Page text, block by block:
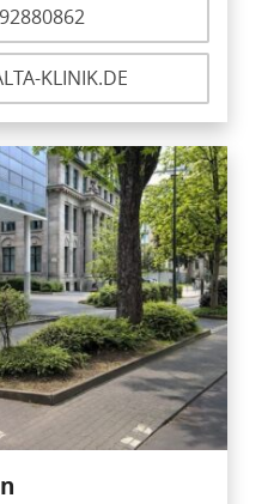
KLINIK.DE